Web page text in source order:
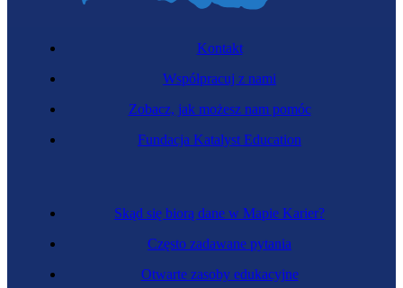
Skąd się biorą dane w Mapie Karier?
Często zadawane pytania
Otwarte zasoby edukacyjne
Kontakt
Współpracuj z nami
Zobacz, jak możesz nam pomóc
Fundacja Katalyst Education